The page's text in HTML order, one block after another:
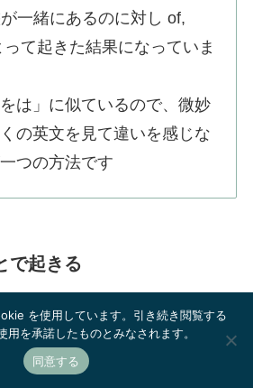
一緒にあるのに対し of,
て起きた結果になっていま
は」に似ているので、微妙
の英文を見て違いを感じな
つの方法です
で起きる
ような意味を持つことがあり
を使用しています。引き続き閲覧する
を承諾したものとみなされます。
同意する